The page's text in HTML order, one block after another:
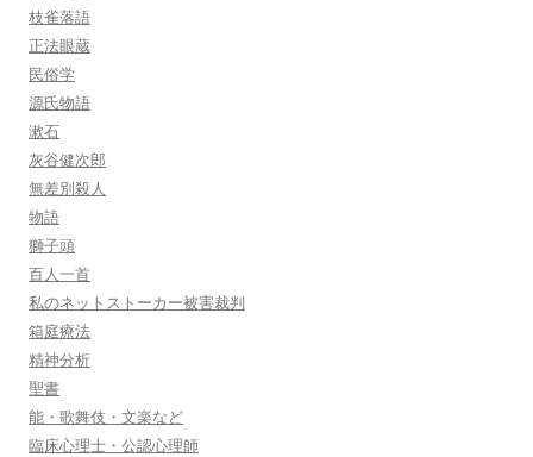
枝雀落語
正法眼蔵
民俗学
源氏物語
漱石
灰谷健次郎
無差別殺人
物語
獅子頭
百人一首
私のネットストーカー被害裁判
箱庭療法
精神分析
聖書
能・歌舞伎・文楽など
臨床心理士・公認心理師